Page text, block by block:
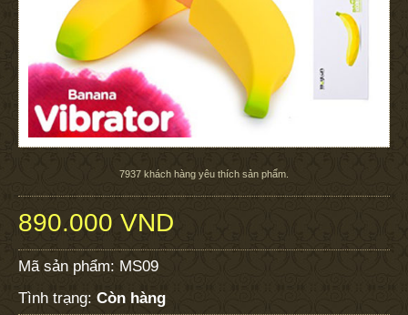
7937 khách hàng yêu thích sản phẩm.
890.000 VND
Mã sản phẩm: MS09
Tình trạng: Còn hàng